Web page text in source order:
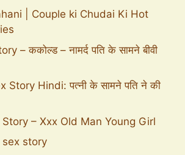
| Couple ki Chudai Ki Hot
– ककोल्ड – नामर्द पति के सामने बीवी
Story Hindi: पत्नी के सामने पति ने की
– Xxx Old Man Young Girl
story